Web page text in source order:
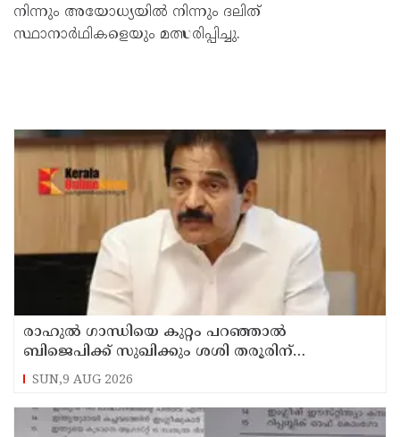
നിന്നും അയോധ്യയിൽ നിന്നും ദലിത്
സ്ഥാനാർഥികളെയും മത്സരിപ്പിച്ചു.
രാഹുല്‍ ഗാന്ധിയെ കുറ്റം പറഞ്ഞാല്‍
ബിജെപിക്ക് സുഖിക്കും ശശി തരൂരിന്
മറുപടിയുമായി കെ സി വേണുഗോപാല്‍
SUN,9 AUG 2026